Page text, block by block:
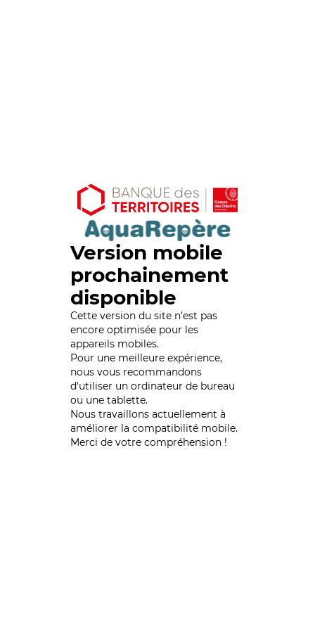
Version mobile
prochainement
disponible
Cette version du site n’est pas
encore optimisée pour les
appareils mobiles.
Pour une meilleure expérience,
nous vous recommandons
d'utiliser un ordinateur de bureau
ou une tablette.
Nous travaillons actuellement à
améliorer la compatibilité mobile.
Merci de votre compréhension !